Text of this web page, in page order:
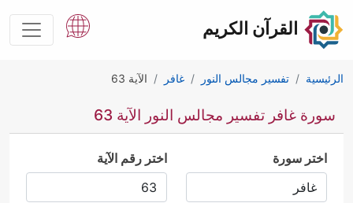
القرآن الكريم
الرئيسية تفسير مجالس النور غافر الآية 63
سورة غافر تفسير مجالس النور الآية 63
اختر سورة اختر رقم الآية